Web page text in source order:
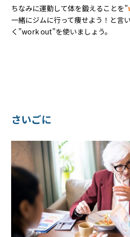
ちなみに運動して体を鍛えることを”
一緒にジムに行って痩せよう！と言
く”work out”を使いましょう。
さいごに